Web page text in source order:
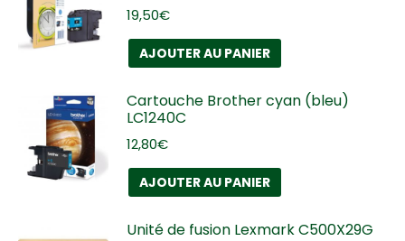
19,50€
AJOUTER AU PANIER
Cartouche Brother cyan (bleu)
LC1240C
12,80€
AJOUTER AU PANIER
Unité de fusion Lexmark C500X29G